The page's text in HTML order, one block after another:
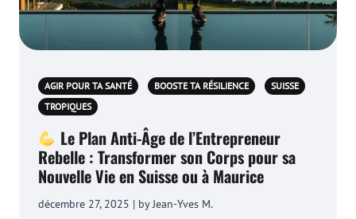
AGIR POUR TA SANTÉ BOOSTE TA RÉSILIENCE
SUISSE
TROPIQUES
Le Plan Anti-Âge de l’Entrepreneur
Rebelle : Transformer son Corps pour sa
Nouvelle Vie en Suisse ou à Maurice
décembre 27, 2025 | by Jean-Yves M.